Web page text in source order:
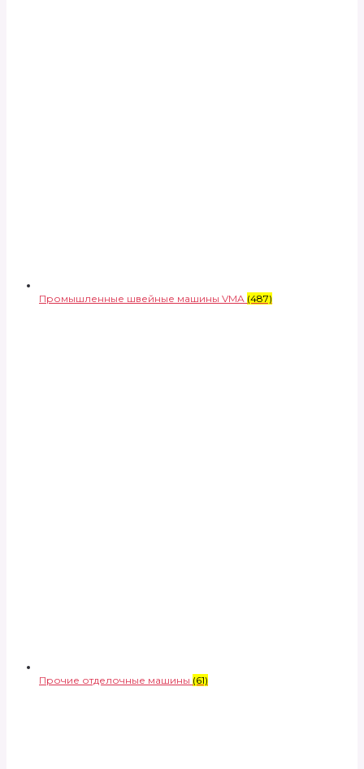
Промышленные швейные машины VMA (487)
Прочие отделочные машины (61)